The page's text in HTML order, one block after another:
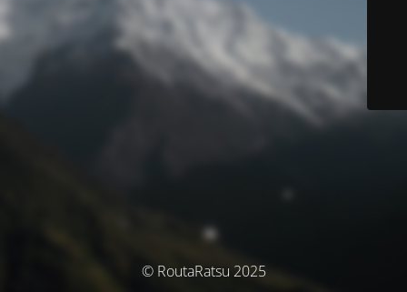
© RoutaRatsu 2025